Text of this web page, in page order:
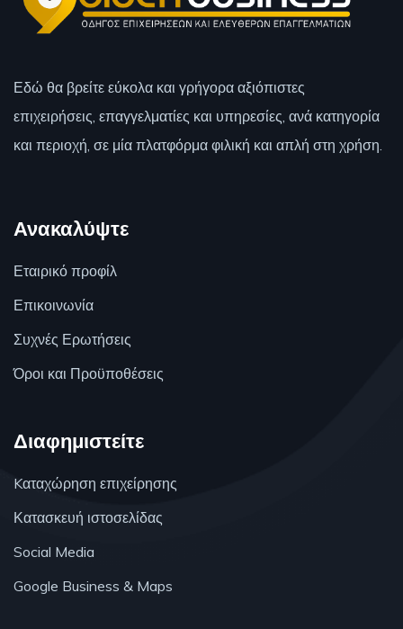
Εδώ θα βρείτε εύκολα και γρήγορα αξιόπιστες
επιχειρήσεις, επαγγελματίες και υπηρεσίες, ανά κατηγορία
και περιοχή, σε μία πλατφόρμα φιλική και απλή στη χρήση.
Ανακαλύψτε
Εταιρικό προφίλ
Επικοινωνία
Συχνές Ερωτήσεις
Όροι και Προϋποθέσεις
Διαφημιστείτε
Kαταχώρηση επιχείρησης
Κατασκευή ιστοσελίδας
Social Media
Google Business & Maps